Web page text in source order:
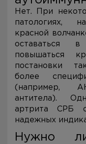
Нет. При
патологиях,
красной
оставаться
повышаться
постановки
более
(например,
антитела).
артрита СРБ
надежных
Нужно